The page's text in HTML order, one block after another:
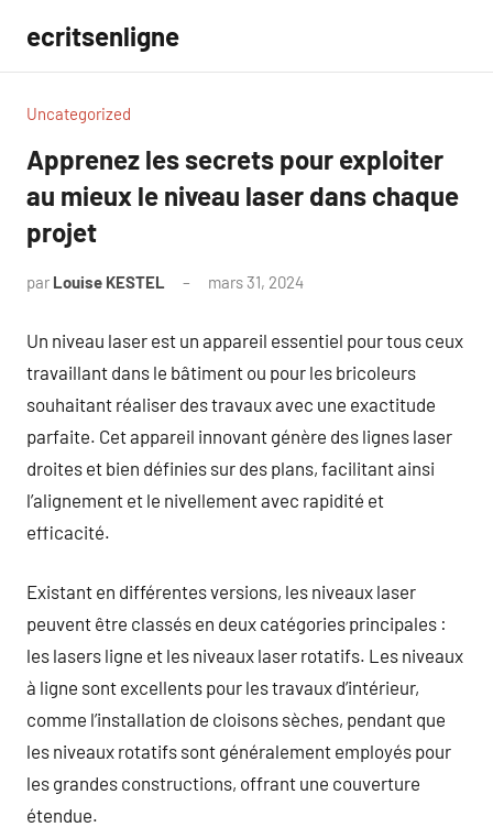
contenu
ecritsenligne
Uncategorized
Apprenez les secrets pour exploiter
au mieux le niveau laser dans chaque
projet
par Louise KESTEL mars 31, 2024
Un niveau laser est un appareil essentiel pour tous ceux
travaillant dans le bâtiment ou pour les bricoleurs
souhaitant réaliser des travaux avec une exactitude
parfaite. Cet appareil innovant génère des lignes laser
droites et bien définies sur des plans, facilitant ainsi
l’alignement et le nivellement avec rapidité et
efficacité.
Existant en différentes versions, les niveaux laser
peuvent être classés en deux catégories principales :
les lasers ligne et les niveaux laser rotatifs. Les niveaux
à ligne sont excellents pour les travaux d’intérieur,
comme l’installation de cloisons sèches, pendant que
les niveaux rotatifs sont généralement employés pour
les grandes constructions, offrant une couverture
étendue.